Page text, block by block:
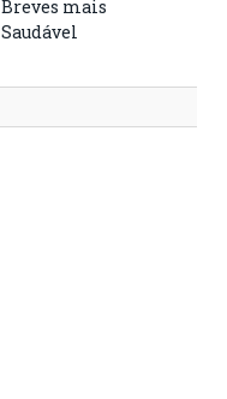
Breves mais
Saudável